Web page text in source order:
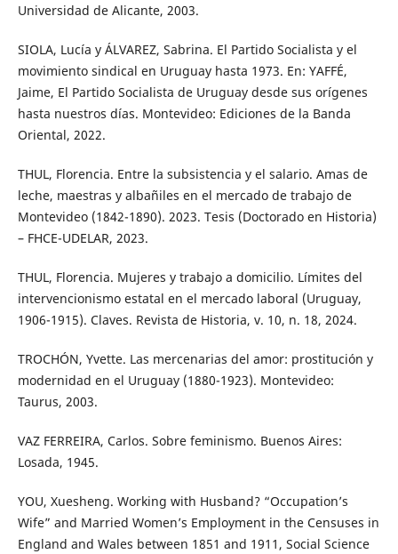
Universidad de Alicante, 2003.
SIOLA, Lucía y ÁLVAREZ, Sabrina. El Partido Socialista y el
movimiento sindical en Uruguay hasta 1973. En: YAFFÉ,
Jaime, El Partido Socialista de Uruguay desde sus orígenes
hasta nuestros días. Montevideo: Ediciones de la Banda
Oriental, 2022.
THUL, Florencia. Entre la subsistencia y el salario. Amas de
leche, maestras y albañiles en el mercado de trabajo de
Montevideo (1842-1890). 2023. Tesis (Doctorado en Historia)
– FHCE-UDELAR, 2023.
THUL, Florencia. Mujeres y trabajo a domicilio. Límites del
intervencionismo estatal en el mercado laboral (Uruguay,
1906-1915). Claves. Revista de Historia, v. 10, n. 18, 2024.
TROCHÓN, Yvette. Las mercenarias del amor: prostitución y
modernidad en el Uruguay (1880-1923). Montevideo:
Taurus, 2003.
VAZ FERREIRA, Carlos. Sobre feminismo. Buenos Aires:
Losada, 1945.
YOU, Xuesheng. Working with Husband? “Occupation’s
Wife” and Married Women’s Employment in the Censuses in
England and Wales between 1851 and 1911, Social Science